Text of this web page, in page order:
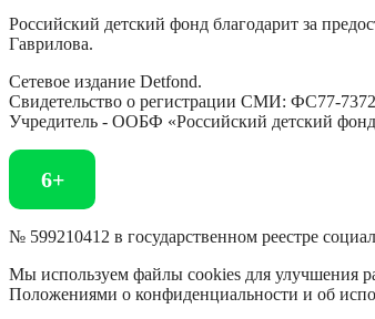
Российский детский фонд благодарит за
Гаврилова.
Сетевое издание Detfond.
Свидетельство о регистрации СМИ: ФС77-
Учредитель - ООБФ «Российский детский
6+
№ 599210412 в государственном реестре
Мы используем файлы cookies для улучшения
Положениями о конфиденциальности и об